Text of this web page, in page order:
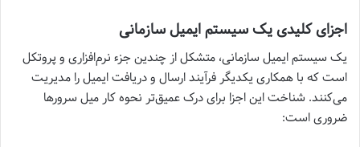
اجزای کلیدی یک سیستم ایمیل سازمانی
یک سیستم ایمیل سازمانی، متشکل از چندین جزء نرم‌افزاری و پروتکل
است که با همکاری یکدیگر فرآیند ارسال و دریافت ایمیل را مدیریت
می‌کنند. شناخت این اجزا برای درک عمیق‌تر نحوه کار میل سرورها
ضروری است: